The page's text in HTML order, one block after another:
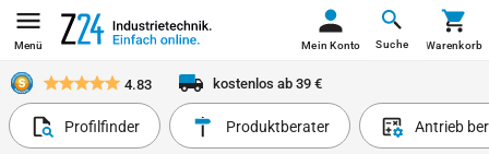
Menü Suche
Mein Konto Warenkorb
4.83 kostenlos ab 39 €
Profilfinder Produktberater Antrieb